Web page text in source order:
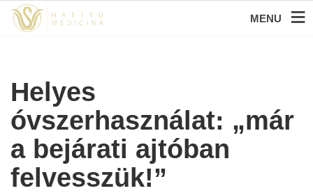
MENU
Helyes
óvszerhasználat: „már
a bejárati ajtóban
felvesszük!”